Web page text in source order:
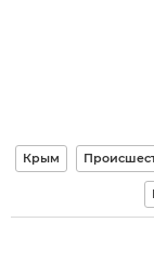
Крым